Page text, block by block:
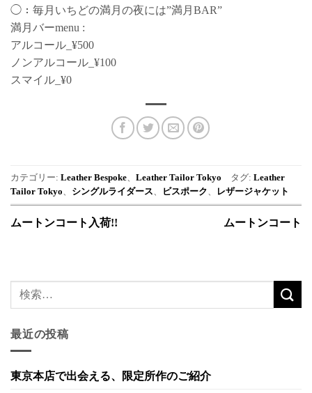
◯：毎月いちどの満月の夜には”満月BAR”
満月バーmenu :
アルコール_¥500
ノンアルコール_¥100
スマイル_¥0
カテゴリー: Leather Bespoke Leather Tailor Tokyo タグ: Leather
Tailor Tokyo
シングルライダース ビスポーク レザージャケット
ムートンコート入荷!! ムートンコート
最近の投稿
東京本店で出会える、限定所作のご紹介